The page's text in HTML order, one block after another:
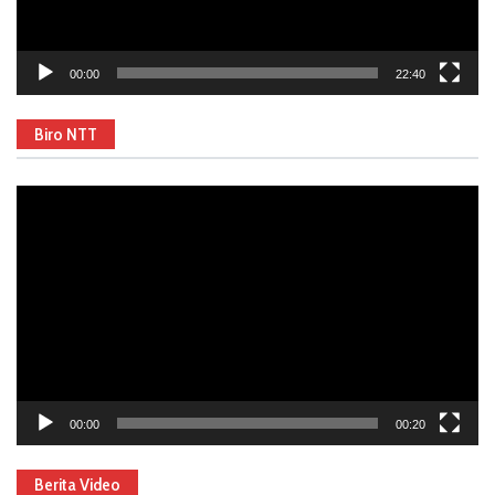
00:00 22:40
Biro NTT
00:00 00:20
Berita Video